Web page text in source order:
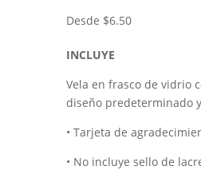
Desde $6.50
INCLUYE
Vela en frasco de vidrio
diseño predeterminado
• Tarjeta de
• No incluye sello de